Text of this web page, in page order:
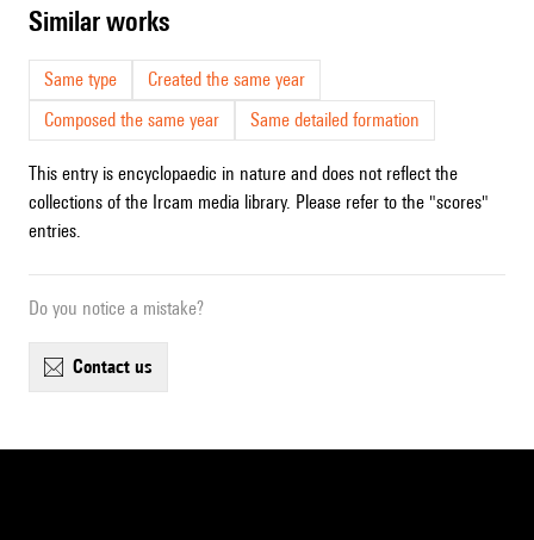
similar works
Same type
Created the same year
Composed the same year
Same detailed formation
This entry is encyclopaedic in nature and does not reflect the
collections of the Ircam media library. Please refer to the "scores"
entries.
Do you notice a mistake?
contact us